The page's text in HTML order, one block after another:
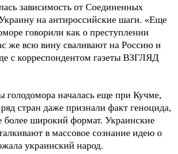
зависимость от Соединенных
на антироссийские шаги. «Еще
говорили как о преступлении
же всю вину сваливают на Россию и
с корреспондентом газеты ВЗГЛЯД
голодомора началась еще при Кучме,
стран даже признали факт геноцида,
более широкий формат. Украинские
в массовое сознание идею о
украинский народ.